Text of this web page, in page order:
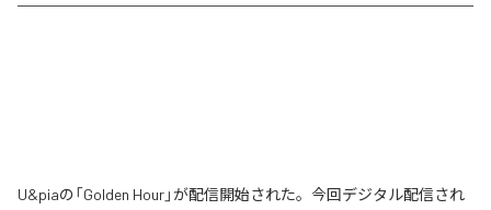
U&piaの「Golden Hour」が配信開始された。今回デジタル配信され